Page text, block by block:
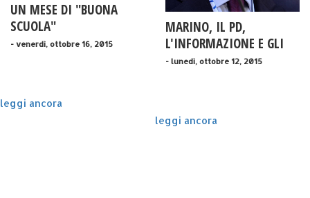
UN MESE DI "BUONA
SCUOLA"
- venerdì, ottobre 16, 2015
MARINO, IL PD,
L'INFORMAZIONE E GLI
SCONTRINI
- lunedì, ottobre 12, 2015
leggi ancora
leggi ancora